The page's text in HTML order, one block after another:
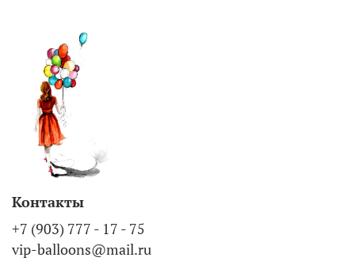
Контакты
+7 (903) 777 - 17 - 75
vip-balloons@mail.ru